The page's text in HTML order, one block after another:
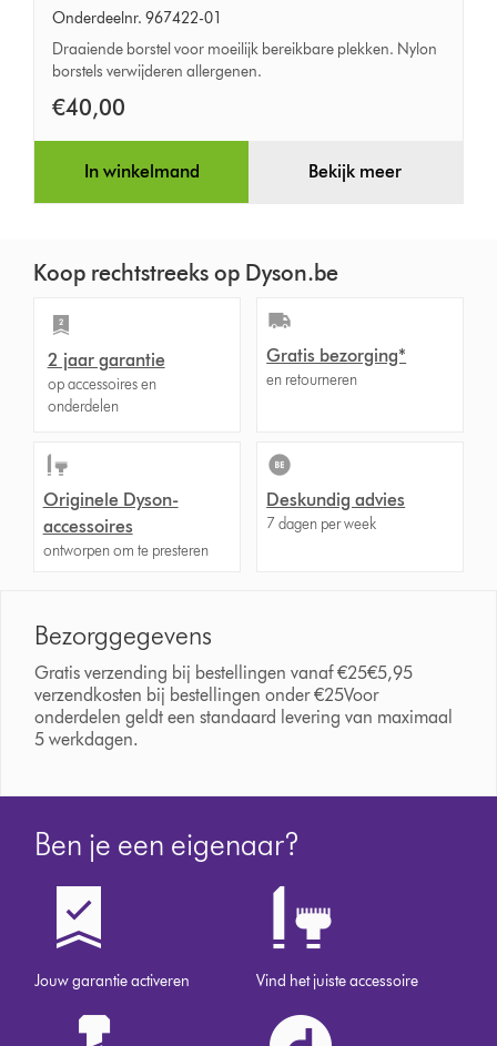
klik
te
verwijderen
flexibele
parketborstel
Onderdeelnr. 967422-01
Draaiende borstel voor moeilijk bereikbare plekken. Nylon
borstels verwijderen allergenen.
€40,00
In winkelmand Bekijk meer
Koop rechtstreeks op Dyson.be
2 jaar garantie
op accessoires en
onderdelen
Gratis bezorging*
en retourneren
Originele Dyson-
accessoires
ontworpen om te presteren
Deskundig advies
7 dagen per week
Bezorggegevens
Gratis verzending bij bestellingen vanaf €25€5,95
verzendkosten bij bestellingen onder €25Voor
onderdelen geldt een standaard levering van maximaal
5 werkdagen.
Ben je een eigenaar?
Jouw garantie activeren Vind het juiste accessoire